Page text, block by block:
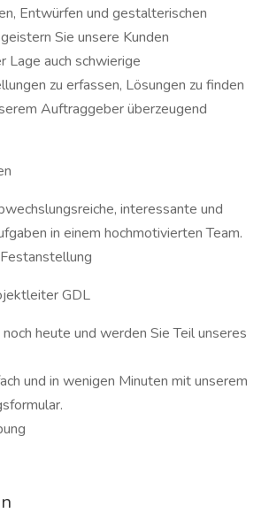
Entwürfen und gestalterischen
Sie unsere Kunden
Lage auch schwierige
zu erfassen, Lösungen zu finden
Auftraggeber überzeugend
interessante und
in einem hochmotivierten Team.
GDL
heute und werden Sie Teil unseres
und in wenigen Minuten mit unserem